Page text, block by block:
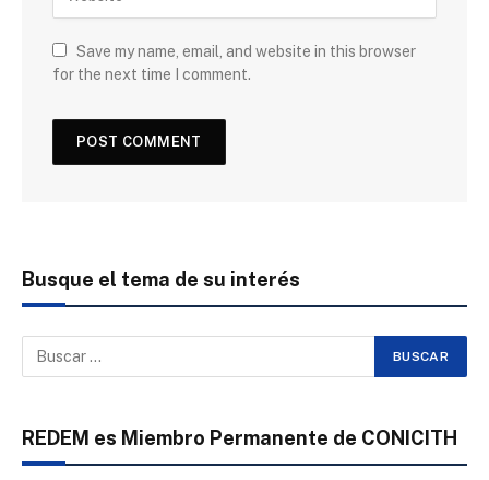
Save my name, email, and website in this browser
for the next time I comment.
Busque el tema de su interés
REDEM es Miembro Permanente de CONICITH